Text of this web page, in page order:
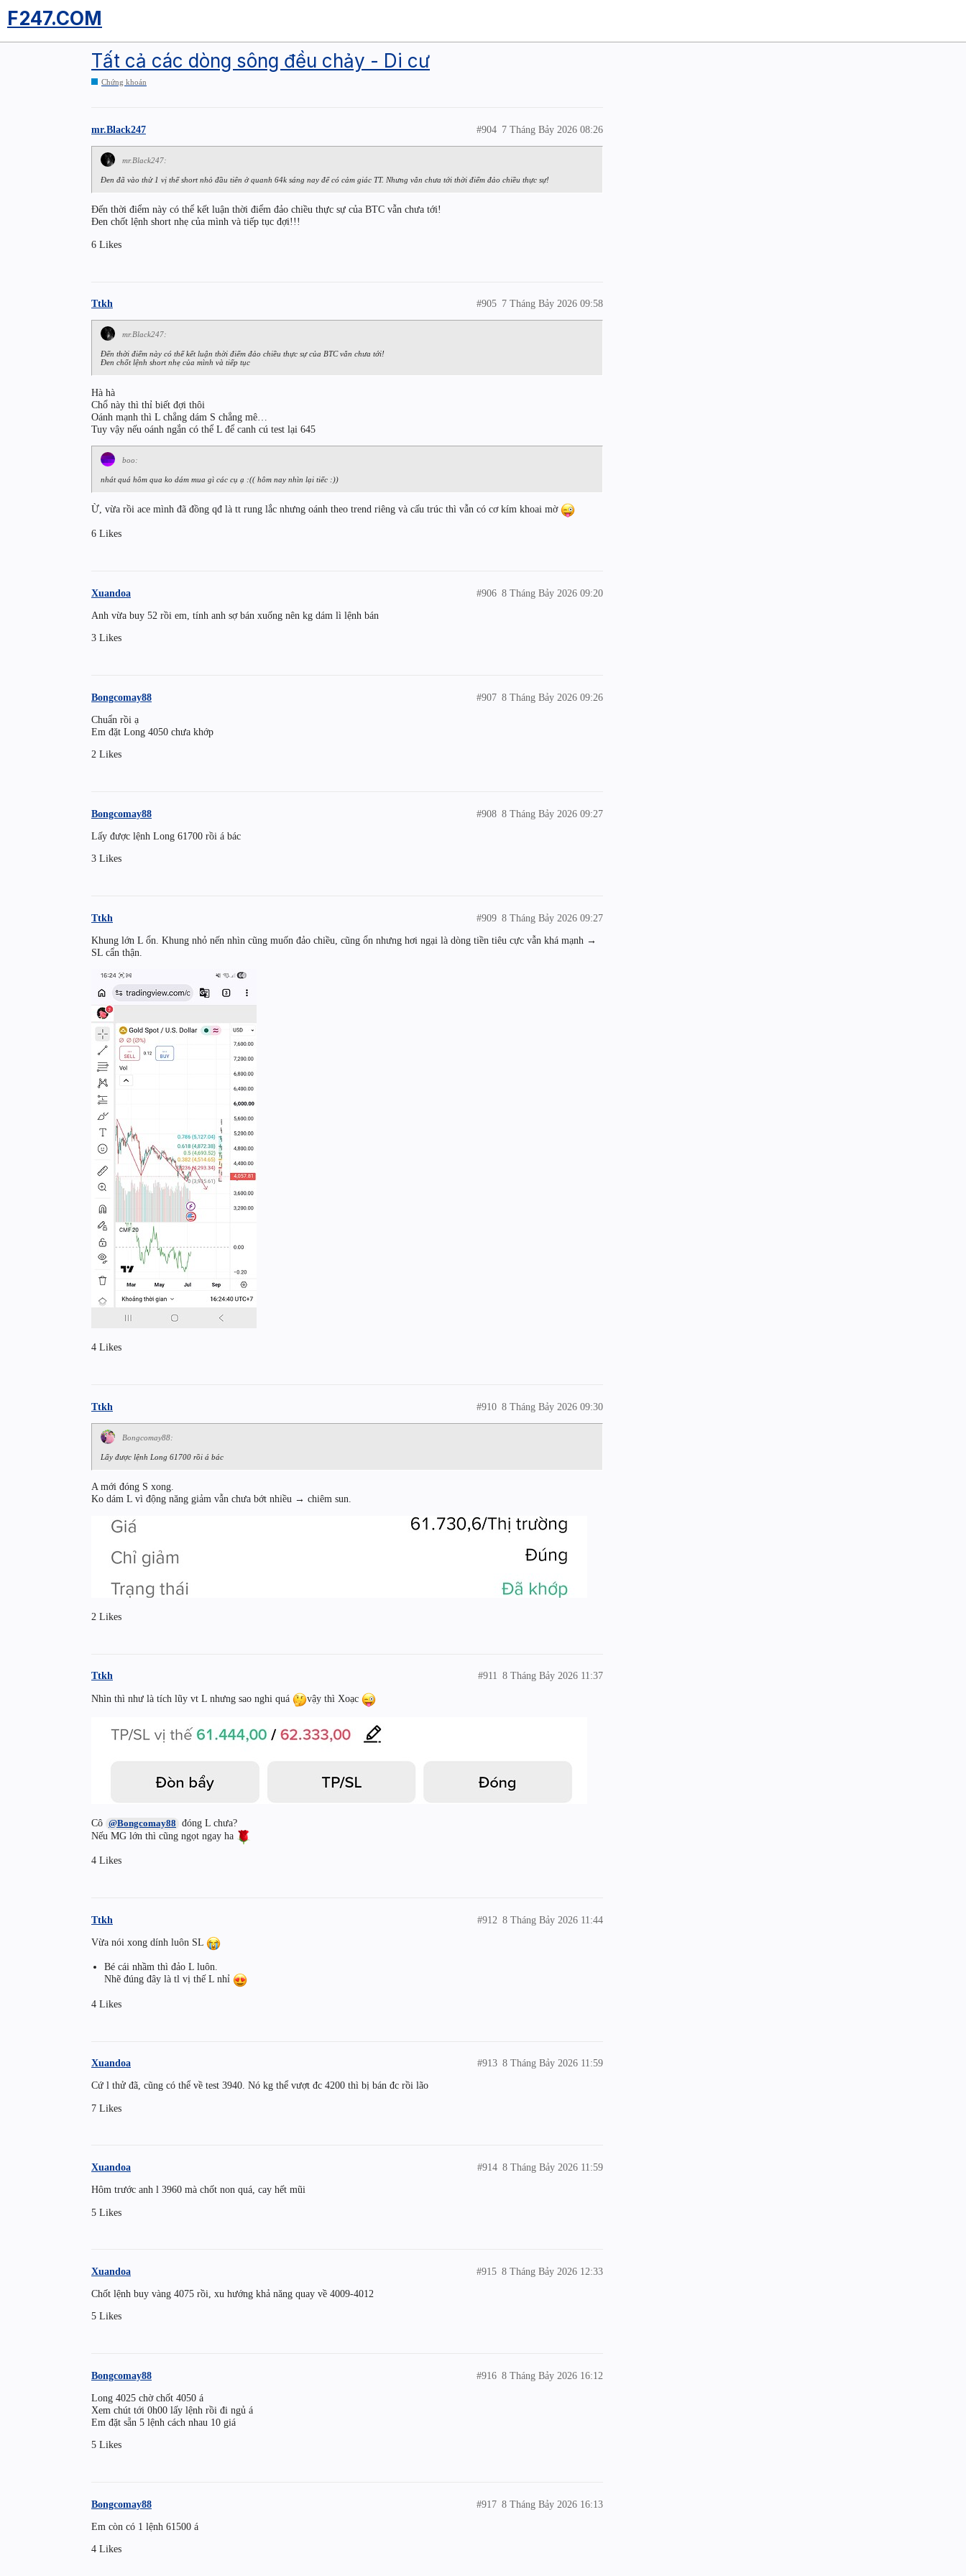
F247.COM
Tất cả các dòng sông đều chảy - Di cư
Chứng khoán
mr.Black247 7 Tháng Bảy 2026 08:26
#904
mr.Black247:
Đen đã vào thử 1 vị thế short nhỏ đầu tiên ở quanh 64k sáng nay để có cảm giác TT. Nhưng vẫn chưa tới thời điểm đảo chiều thực sự!
Đến thời điểm này có thể kết luận thời điểm đảo chiều thực sự của BTC vẫn chưa tới!
Đen chốt lệnh short nhẹ của mình và tiếp tục đợi!!!
6 Likes
Ttkh 7 Tháng Bảy 2026 09:58
#905
mr.Black247:
Đến thời điểm này có thể kết luận thời điểm đảo chiều thực sự của BTC vẫn chưa tới!
Đen chốt lệnh short nhẹ của mình và tiếp tục
Hà hà
Chổ này thì thỉ biết đợi thôi
Oánh mạnh thì L chẳng dám S chẳng mê…
Tuy vậy nếu oánh ngắn có thể L để canh cú test lại 645
boo:
nhát quá hôm qua ko dám mua gì các cụ ạ :(( hôm nay nhìn lại tiếc :))
Ừ, vừa rồi ace mình đã đồng qđ là tt rung lắc nhưng oánh theo trend riêng và cấu trúc thì vẫn có cơ kím khoai mờ
6 Likes
Xuandoa 8 Tháng Bảy 2026 09:20
#906
Anh vừa buy 52 rồi em, tính anh sợ bán xuống nên kg dám lì lệnh bán
3 Likes
Bongcomay88 8 Tháng Bảy 2026 09:26
#907
Chuẩn rồi ạ
Em đặt Long 4050 chưa khớp
2 Likes
Bongcomay88 8 Tháng Bảy 2026 09:27
#908
Lấy được lệnh Long 61700 rồi á bác
3 Likes
Ttkh 8 Tháng Bảy 2026 09:27
#909
Khung lớn L ổn. Khung nhỏ nến nhìn cũng muốn đảo chiều, cũng ổn nhưng hơi ngại là dòng tiền tiêu cực vẫn khá mạnh →
SL cẩn thận.
4 Likes
Ttkh 8 Tháng Bảy 2026 09:30
#910
Bongcomay88:
Lấy được lệnh Long 61700 rồi á bác
A mới đóng S xong.
Ko dám L vì động năng giảm vẫn chưa bớt nhiều → chiêm sun.
2 Likes
Ttkh 8 Tháng Bảy 2026 11:37
#911
Nhìn thì như là tích lũy vt L nhưng sao nghi quá
vậy thì Xoạc
Cô @Bongcomay88 đóng L chưa?
Nếu MG lớn thì cũng ngọt ngay ha
4 Likes
Ttkh 8 Tháng Bảy 2026 11:44
#912
Vừa nói xong dính luôn SL
Bé cái nhầm thì đảo L luôn.
Nhẽ đúng đây là tl vị thế L nhỉ
4 Likes
Xuandoa 8 Tháng Bảy 2026 11:59
#913
Cứ l thử đã, cũng có thể về test 3940. Nó kg thể vượt đc 4200 thì bị bán đc rồi lão
7 Likes
Xuandoa 8 Tháng Bảy 2026 11:59
#914
Hôm trước anh l 3960 mà chốt non quá, cay hết mũi
5 Likes
Xuandoa 8 Tháng Bảy 2026 12:33
#915
Chốt lệnh buy vàng 4075 rồi, xu hướng khả năng quay về 4009-4012
5 Likes
Bongcomay88 8 Tháng Bảy 2026 16:12
#916
Long 4025 chờ chốt 4050 á
Xem chút tới 0h00 lấy lệnh rồi đi ngủ á
Em đặt sẵn 5 lệnh cách nhau 10 giá
5 Likes
Bongcomay88 8 Tháng Bảy 2026 16:13
#917
Em còn có 1 lệnh 61500 á
4 Likes